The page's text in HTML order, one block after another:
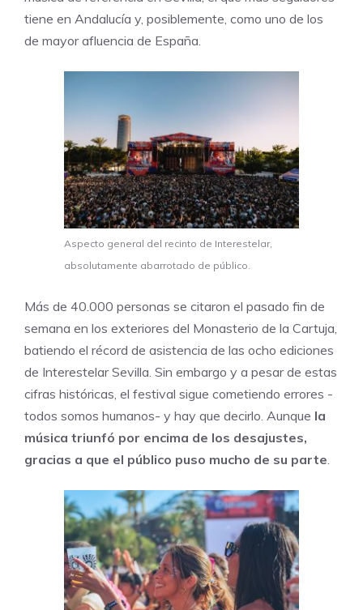
tiene en Andalucía y, posiblemente, como uno de los
de mayor afluencia de España.
Aspecto general del recinto de Interestelar,
absolutamente abarrotado de público.
Más de 40.000 personas se citaron el pasado fin de
semana en los exteriores del Monasterio de la Cartuja,
batiendo el récord de asistencia de las ocho ediciones
de Interestelar Sevilla. Sin embargo y a pesar de estas
cifras históricas, el festival sigue cometiendo errores -
todos somos humanos- y hay que decirlo. Aunque la
música triunfó por encima de los desajustes,
gracias a que el público puso mucho de su parte